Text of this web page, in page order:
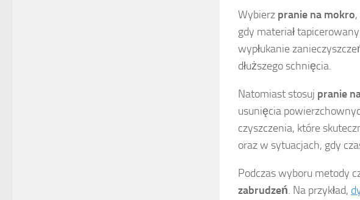
Wybierz pranie na mokro
gdy materiał
wypłukanie
dłuższego schnięcia.
Natomiast stosuj pranie
usunięcia
czyszczenia, które
oraz w sytuacjach, gdy
Podczas wyboru metody
zabrudzeń. Na przykład,